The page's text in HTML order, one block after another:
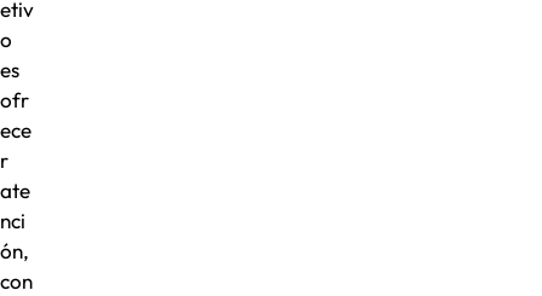
etiv
o
es
ofr
ece
r
ate
nci
ón,
con